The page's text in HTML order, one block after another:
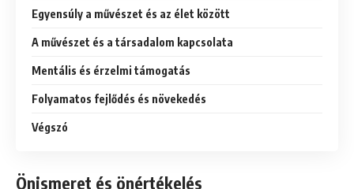
Egyensúly a művészet és az élet között
A művészet és a társadalom kapcsolata
Mentális és érzelmi támogatás
Folyamatos fejlődés és növekedés
Végszó
Önismeret és önértékelés